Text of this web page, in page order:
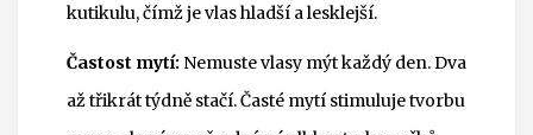
kutikulu, čímž je vlas hladší a lesklejší.
Častost mytí: Nemuste vlasy mýt každý den. Dva
až třikrát týdně stačí. Časté mytí stimuluje tvorbu